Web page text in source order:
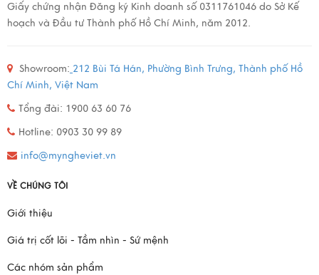
Giấy chứng nhận Đăng ký Kinh doanh số 0311761046 do Sở Kế
hoạch và Đầu tư Thành phố Hồ Chí Minh, năm 2012.
Showroom: 212 Bùi Tá Hán, Phường Bình Trưng, Thành phố Hồ
Chí Minh, Việt Nam
Tổng đài: 1900 63 60 76
Hotline: 0903 30 99 89
info@myngheviet.vn
VỀ CHÚNG TÔI
Giới thiệu
Giá trị cốt lõi - Tầm nhìn - Sứ mệnh
Các nhóm sản phẩm